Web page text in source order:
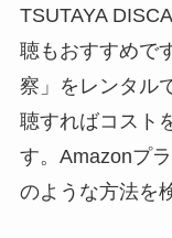
TSUTAYA
聴もおすすめで
察」をレンタル
聴すればコスト
す。Amazonプ
のような方法を